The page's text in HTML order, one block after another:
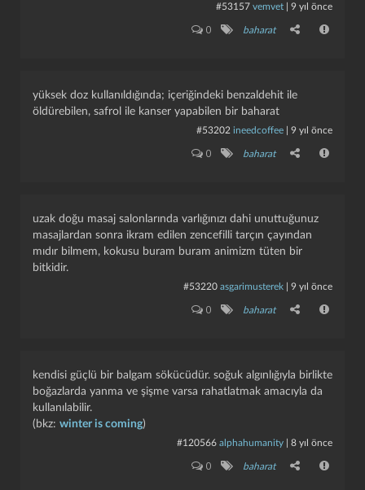
#53157 vemvet 9 yıl önce
0 baharat
yüksek doz kullanıldığında; içeriğindeki benzaldehit ile
öldürebilen, safrol ile kanser yapabilen bir baharat
#53202 ineedcoffee 9 yıl önce
0 baharat
uzak doğu masaj salonlarında varlığınızı dahi unuttuğunuz
masajlardan sonra ikram edilen zencefilli tarçın çayından
mıdır bilmem, kokusu buram buram animizm tüten bir
bitkidir.
#53220 asgarimusterek 9 yıl önce
0 baharat
kendisi güçlü bir balgam sökücüdür. soğuk algınlığıyla birlikte
boğazlarda yanma ve şişme varsa rahatlatmak amacıyla da
kullanılabilir.
(bkz: winter is coming)
#120566 alphahumanity 8 yıl önce
0 baharat